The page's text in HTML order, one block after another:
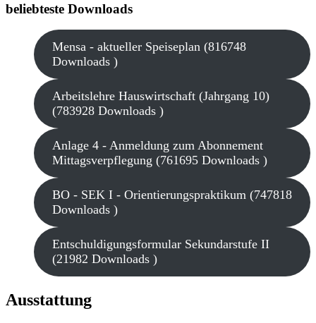
beliebteste Downloads
Mensa - aktueller Speiseplan (816748
Downloads )
Arbeitslehre Hauswirtschaft (Jahrgang 10)
(783928 Downloads )
Anlage 4 - Anmeldung zum Abonnement
Mittagsverpflegung (761695 Downloads )
BO - SEK I - Orientierungspraktikum (747818
Downloads )
Entschuldigungsformular Sekundarstufe II
(21982 Downloads )
Ausstattung